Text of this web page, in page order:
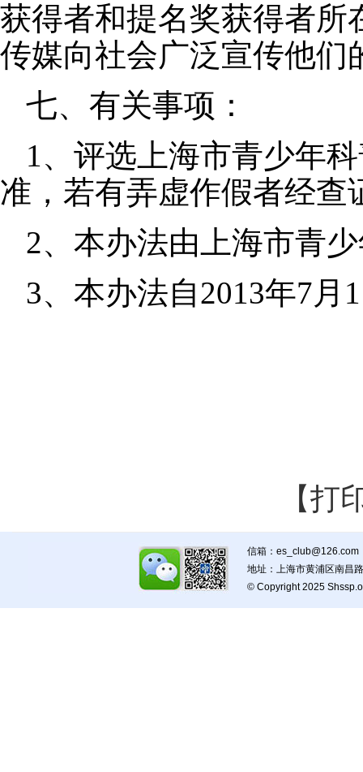
获得者和提名奖获得者所
传媒向社会广泛宣传他们
七、有关事项：
1、评选上海市青少年
准，若有弄虚作假者经查
2、本办法由上海市青
3、本办法自2013年7月
【打
信箱：
地址：上海市黄浦区南
© Copyright 2025